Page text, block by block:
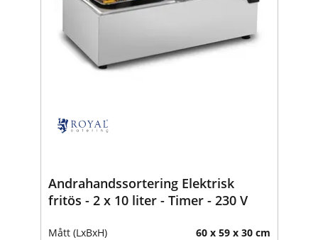
Andrahandssortering Elektrisk
fritös - 2 x 10 liter - Timer - 230 V
Mått (LxBxH) 60 x 59 x 30 cm